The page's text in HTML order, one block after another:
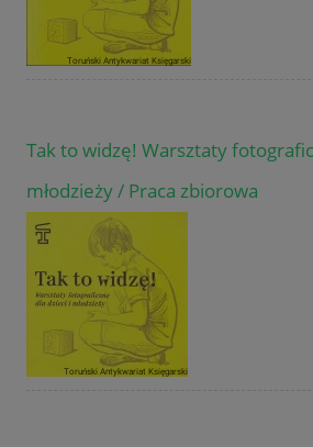
Tak to widzę! Warsztaty
młodzieży / Praca zbiorowa